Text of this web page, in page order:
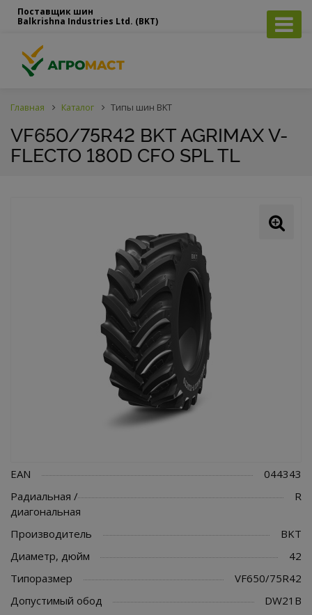
Поставщик шин
Balkrishna Industries Ltd. (BKT)
Главная Каталог Типы шин BKT
VF650/75R42 BKT AGRIMAX V-
FLECTO 180D CFO SPL TL
EAN
044343
Радиальная /
диагональная
R
Производитель
BKT
Диаметр, дюйм
42
Типоразмер
VF650/75R42
Допустимый обод
DW21B